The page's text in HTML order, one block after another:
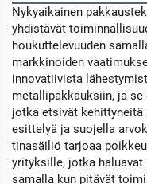
Nykyaikainen
yhdistävät
houkuttelevuuden
markkinoiden
innovatiivista
metallipakkauksiin, ja
jotka etsivät
esittelyä ja suojella
tinasäiliö tarjoaa
yrityksille, jotka
samalla kun pitävät